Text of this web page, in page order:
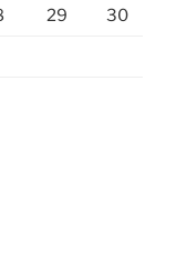
29 30